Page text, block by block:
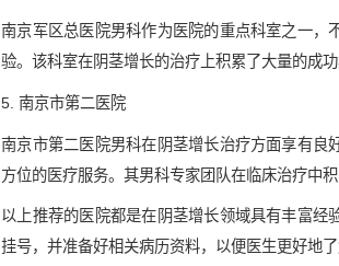
南京军区总医院男科作为医院的重点科室之一，
验。该科室在阴茎增长的治疗上积累了大量的成功
5. 南京市第二医院
南京市第二医院男科在阴茎增长治疗方面享有良
方位的医疗服务。其男科专家团队在临床治疗中
以上推荐的医院都是在阴茎增长领域具有丰富
挂号，并准备好相关病历资料，以便医生更好地